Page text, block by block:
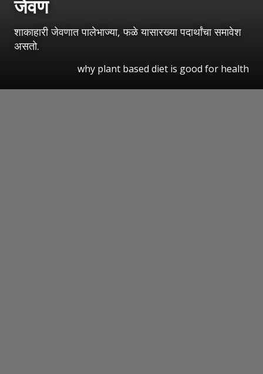
जेवण
शाकाहारी जेवणात पालेभाज्या, फळे यासारख्या पदार्थांचा समावेश
असतो.
why plant based diet is good for health